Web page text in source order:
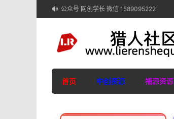
 公众号 网创学长 微信 1589095222
首页 中创资源 福源资源